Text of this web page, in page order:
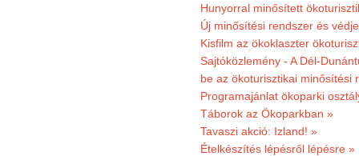
Hunyorral minősített
Új minősítési rendszer és
Kisfilm az ökoklaszter
Sajtóközlemény - A Dél-
be az ökoturisztikai minősítési
Programajánlat ökoparki
Táborok az Ökoparkban »
Tavaszi akció: Izland! »
Ételkészítés lépésről lépésre »